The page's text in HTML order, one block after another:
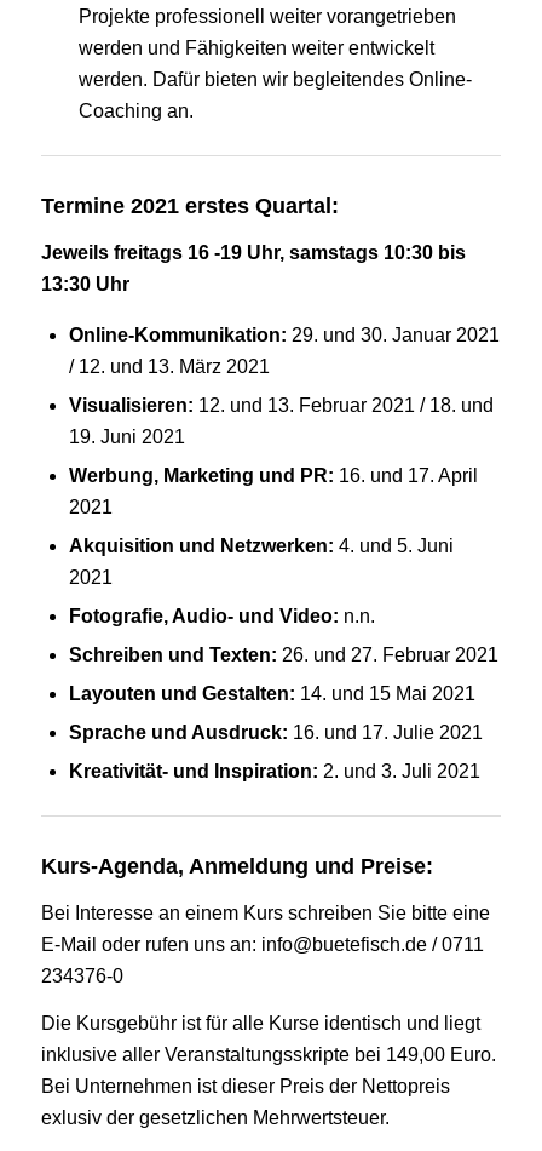
Projekte professionell weiter vorangetrieben
werden und Fähigkeiten weiter entwickelt
werden. Dafür bieten wir begleitendes Online-
Coaching an.
Termine 2021 erstes Quartal:
Jeweils freitags 16 -19 Uhr, samstags 10:30 bis
13:30 Uhr
Online-Kommunikation: 29. und 30. Januar 2021
/ 12. und 13. März 2021
Visualisieren: 12. und 13. Februar 2021 / 18. und
19. Juni 2021
Werbung, Marketing und PR: 16. und 17. April
2021
Akquisition und Netzwerken: 4. und 5. Juni
2021
Fotografie, Audio- und Video: n.n.
Schreiben und Texten: 26. und 27. Februar 2021
Layouten und Gestalten: 14. und 15 Mai 2021
Sprache und Ausdruck: 16. und 17. Julie 2021
Kreativität- und Inspiration: 2. und 3. Juli 2021
Kurs-Agenda, Anmeldung und Preise:
Bei Interesse an einem Kurs schreiben Sie bitte eine
E-Mail oder rufen uns an: info@buetefisch.de / 0711
234376-0
Die Kursgebühr ist für alle Kurse identisch und liegt
inklusive aller Veranstaltungsskripte bei 149,00 Euro.
Bei Unternehmen ist dieser Preis der Nettopreis
exlusiv der gesetzlichen Mehrwertsteuer.